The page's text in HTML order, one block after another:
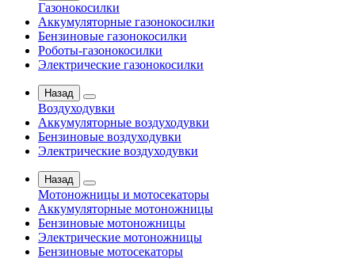
Газонокосилки
Аккумуляторные газонокосилки
Бензиновые газонокосилки
Роботы-газонокосилки
Электрические газонокосилки
Назад
Воздуходувки
Аккумуляторные воздуходувки
Бензиновые воздуходувки
Электрические воздуходувки
Назад
Мотоножницы и мотосекаторы
Аккумуляторные мотоножницы
Бензиновые мотоножницы
Электрические мотоножницы
Бензиновые мотосекаторы